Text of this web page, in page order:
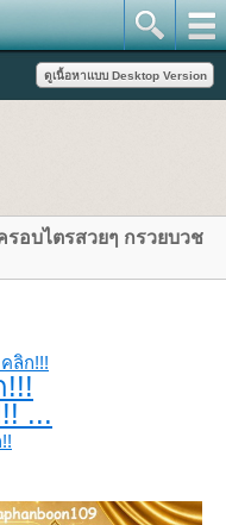
อบไตรสวยๆ กรวยบวช
คลิก!!!
!!!
...